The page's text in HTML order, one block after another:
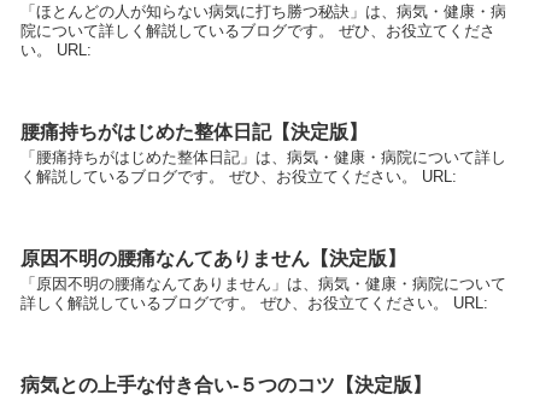
「ほとんどの人が知らない病気に打ち勝つ秘訣」は、病気・健康・病
院について詳しく解説しているブログです。 ぜひ、お役立てくださ
い。 URL:
腰痛持ちがはじめた整体日記【決定版】
「腰痛持ちがはじめた整体日記」は、病気・健康・病院について詳し
く解説しているブログです。 ぜひ、お役立てください。 URL:
原因不明の腰痛なんてありません【決定版】
「原因不明の腰痛なんてありません」は、病気・健康・病院について
詳しく解説しているブログです。 ぜひ、お役立てください。 URL:
病気との上手な付き合い-５つのコツ【決定版】